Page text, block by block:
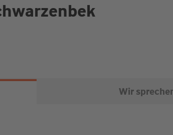
Wir